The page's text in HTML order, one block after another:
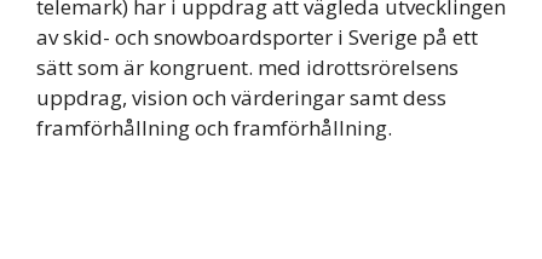
telemark) har i uppdrag att vägleda utvecklingen
av skid- och snowboardsporter i Sverige på ett
sätt som är kongruent. med idrottsrörelsens
uppdrag, vision och värderingar samt dess
framförhållning och framförhållning.